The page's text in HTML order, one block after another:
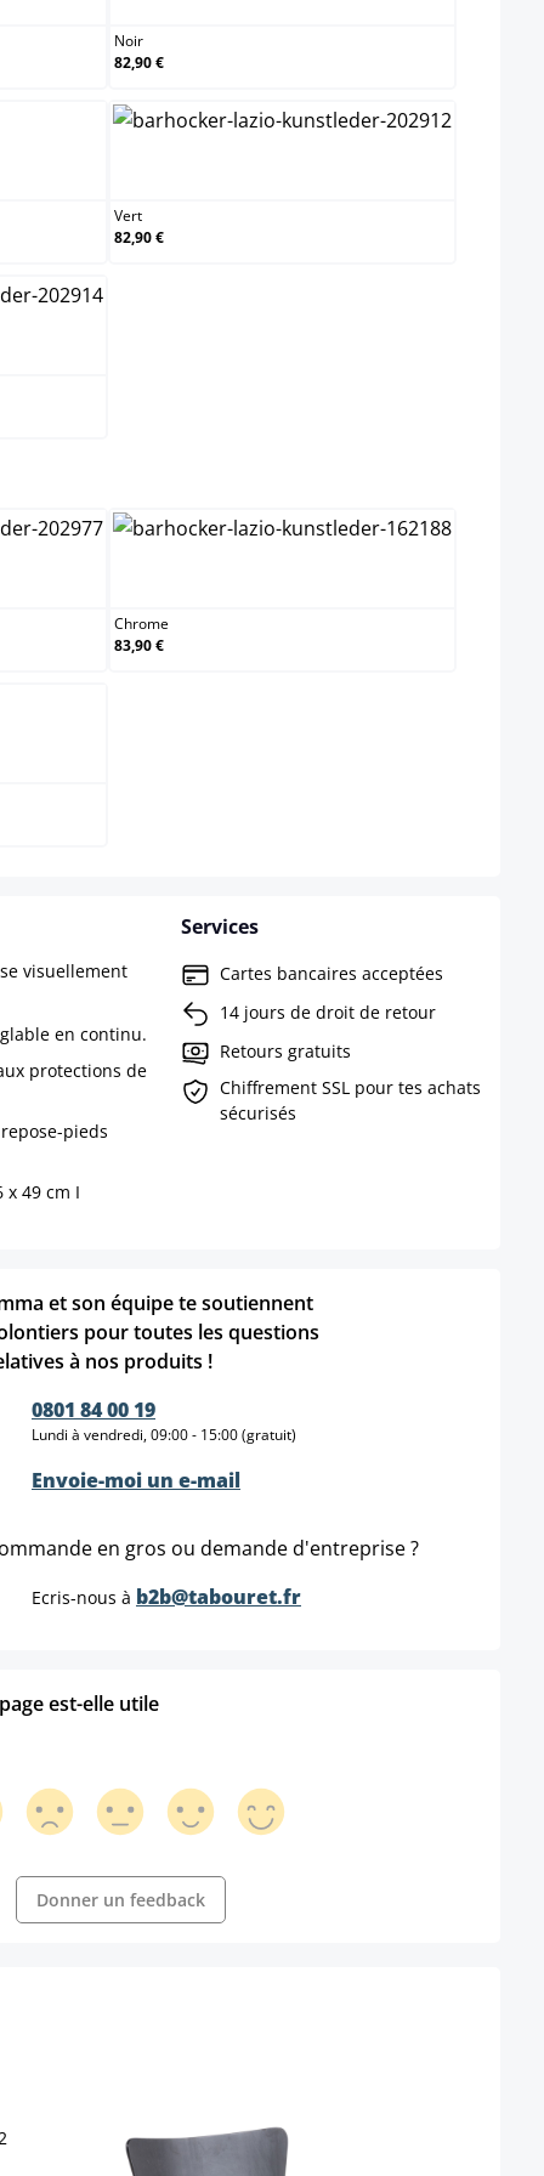
Noir
82,90 €
Vert
82,90 €
Chrome
83,90 €
visuellement
en continu.
protections de
pieds
x 49 cm I
Services
Cartes bancaires acceptées
14 jours de droit de retour
Retours gratuits
Chiffrement SSL pour tes achats
sécurisés
et son équipe te soutiennent
pour toutes les questions
à nos produits !
0801 84 00 19
Lundi à vendredi, 09:00 - 15:00 (gratuit)
Envoie-moi un e-mail
en gros ou demande d'entreprise ?
Ecris-nous à b2b@tabouret.fr
est-elle utile
Donner un feedback